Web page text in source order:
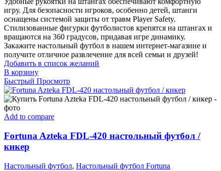
игру. Для безопасности игроков, особенно детей, штанги
оснащены системой защиты от травм Player Safety.
Стилизованные фигурки футболистов крепятся на штангах и
вращаются на 360 градусов, придавая игре динамику.
Закажите настольный футбол в нашем интернет-магазине и
получите отличное развлечение для всей семьи и друзей!
Добавить в список желаний
В корзину
Быстрый Просмотр
Add to compare
Fortuna Azteka FDL-420 настольный футбол /
кикер
Настольный футбол, Настольный футбол Fortuna